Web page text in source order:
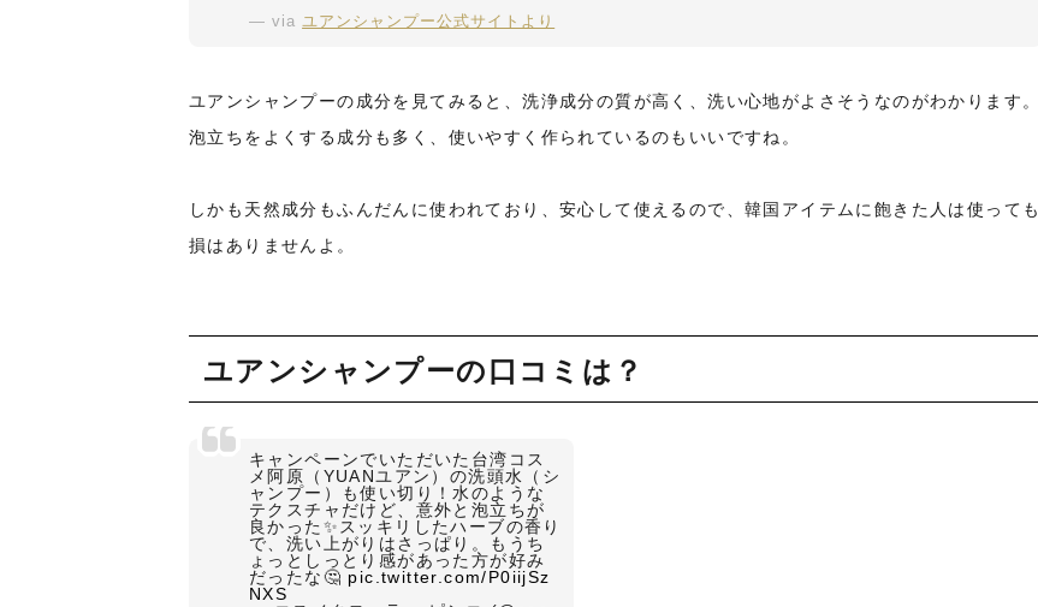
via ユアンシャンプー公式サイトより
ユアンシャンプーの成分を見てみると、洗浄成分の質が高く、洗い心地がよさそうなのがわかります。
泡立ちをよくする成分も多く、使いやすく作られているのもいいですね。
しかも天然成分もふんだんに使われており、安心して使えるので、韓国アイテムに飽きた人は使っても
損はありませんよ。
ユアンシャンプーの口コミは？
キャンペーンでいただいた台湾コス
メ阿原（YUANユアン）の洗頭水（シ
ャンプー）も使い切り！水のような
テクスチャだけど、意外と泡立ちが
良かった✨スッキリしたハーブの香り
で、洗い上がりはさっぱり。もうち
ょっとしっとり感があった方が好み
だったな🤔 pic.twitter.com/P0iijSz
NXS